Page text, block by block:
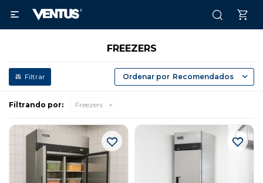

FREEZERS
Recomendados
Filtrando por: Freezers